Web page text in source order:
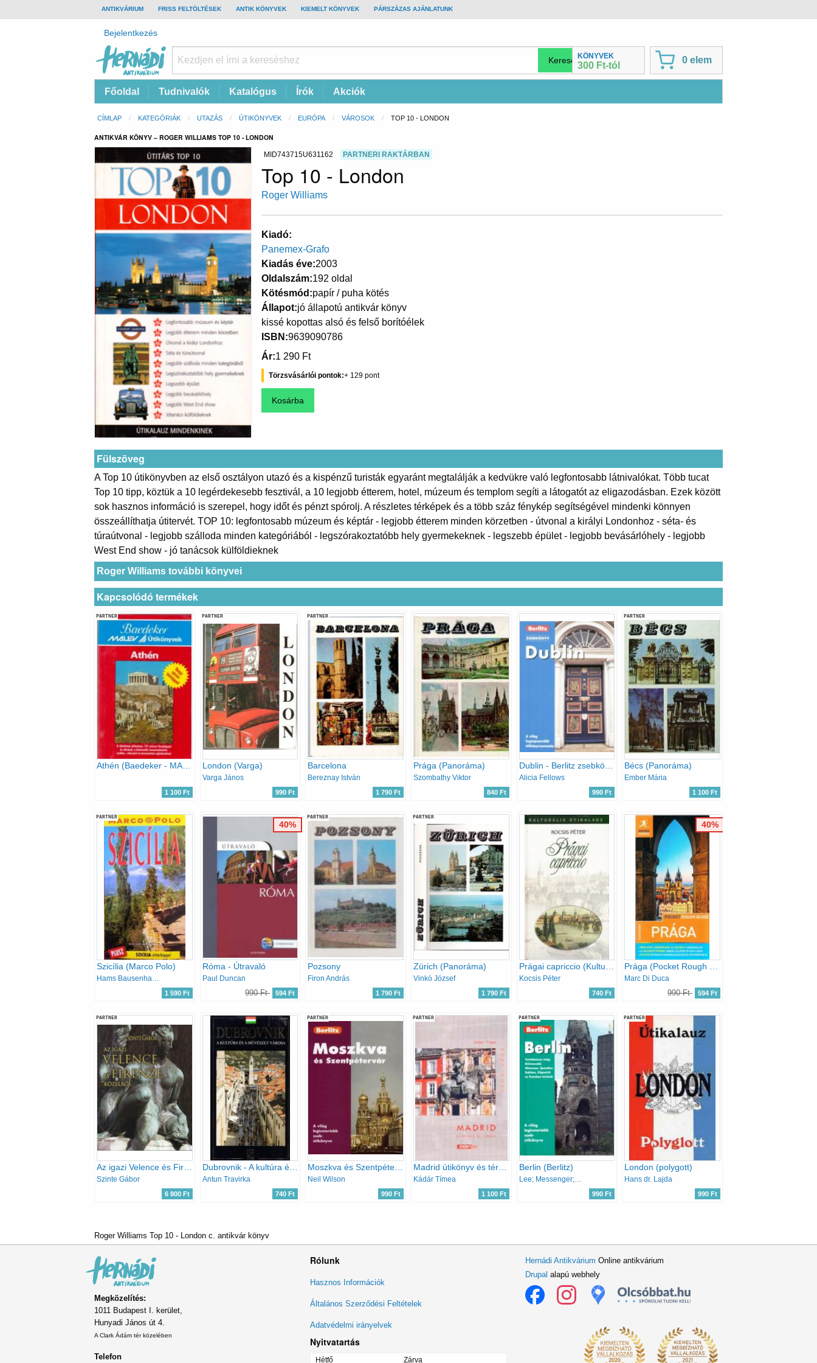
TOP
BAR
ANTIKVÁRIUM FRISS FELTÖLTÉSEK ANTIK KÖNYVEK KIEMELT KÖNYVEK PÁRSZÁZAS AJÁNLATUNK
Felhasználói
fiók
menüje
Bejelentkezés
Antikvárium
Online
KÖNYVEK
300 Ft-tól
0 elem
Fő
navigáció
Főoldal Tudnivalók Katalógus Írók Akciók
Morzsa
CÍMLAP KATEGÓRIÁK UTAZÁS ÚTIKÖNYVEK EURÓPA VÁROSOK CURRENT:
TOP 10 - LONDON
ANTIKVÁR KÖNYV – ROGER WILLIAMS TOP 10 - LONDON
MID743715U631162 PARTNERI RAKTÁRBAN
Top 10 - London
Roger Williams
Kiadó
Panemex-Grafo
Kiadás éve 2003
Oldalszám 192 oldal
Kötésmód papír / puha kötés
Állapot jó állapotú antikvár könyv
kissé kopottas alsó és felső borítóélek
ISBN 9639090786
Ár 1 290 Ft
Törzsvásárlói pontok 129
Fülszöveg
A Top 10 útikönyvben az első osztályon utazó és a kispénzű turisták egyaránt megtalálják a kedvükre való legfontosabb látnivalókat. Több tucat
Top 10 tipp, köztük a 10 legérdekesebb fesztivál, a 10 legjobb étterem, hotel, múzeum és templom segíti a látogatót az eligazodásban. Ezek között
sok hasznos információ is szerepel, hogy időt és pénzt spórolj. A részletes térképek és a több száz fénykép segítségével mindenki könnyen
összeállíthatja útitervét. TOP 10: legfontosabb múzeum és képtár - legjobb étterem minden körzetben - útvonal a királyi Londonhoz - séta- és
túraútvonal - legjobb szálloda minden kategóriából - legszórakoztatóbb hely gyermekeknek - legszebb épület - legjobb bevásárlóhely - legjobb
West End show - jó tanácsok külföldieknek
Roger Williams további könyvei
Kapcsolódó termékek
PARTNER
Athén (Baedeker - MALÉV Útikönyvek)
1 100 Ft
PARTNER
London (Varga)
Varga János
990 Ft
PARTNER
Barcelona
Bereznay István
1 790 Ft
Prága (Panoráma)
Szombathy Viktor
840 Ft
Dublin - Berlitz zsebkönyv
Alicia Fellows
990 Ft
PARTNER
Bécs (Panoráma)
Ember Mária
1 100 Ft
PARTNER
Szicília (Marco Polo)
Hams Bausenhardt
1 590 Ft
Róma - Útravaló
Paul Duncan
990 Ft 594 Ft
40%
PARTNER
Pozsony
Firon András
1 790 Ft
PARTNER
Zürich (Panoráma)
Vinkó József
1 790 Ft
Kocsis Péter
740 Ft
Marc Di Duca
990 Ft 594 Ft
40%
PARTNER
Szinte Gábor
6 800 Ft
Dubrovnik - A kultúra és a művészet városa
Antun Travirka
740 Ft
PARTNER
Neil Wilson
990 Ft
PARTNER
Madrid útikönyv és térkép (2004-2005)
Kádár Tímea
1 100 Ft
PARTNER
Berlin (Berlitz)
Lee; Messenger; Altman
990 Ft
PARTNER
London (polygott)
Hans dr. Lajda
990 Ft
Roger Williams Top 10 - London c. antikvár könyv
Megközelítés:
1011 Budapest I. kerület,
Hunyadi János út 4.
A Clark Ádám tér közelében
Telefon
Rólunk
Lábléc
menü
Hasznos Információk
Általános Szerződési Feltételek
Adatvédelmi irányelvek
Nyitvatartás
Hétfő Zárva
Hernádi Antikvárium Online antikvárium
Drupal alapú webhely